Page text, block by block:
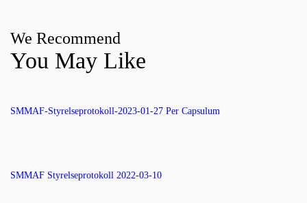
We Recommend
You May Like
SMMAF-Styrelseprotokoll-2023-01-27 Per Capsulum
SMMAF Styrelseprotokoll 2022-03-10